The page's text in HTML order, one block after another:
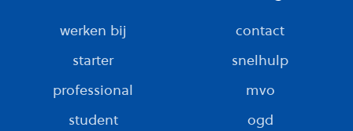
werken bij
starter
professional
student
contact
snelhulp
mvo
ogd